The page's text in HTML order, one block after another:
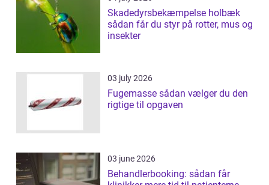
Skadedyrsbekæmpelse holbæk
sådan får du styr på rotter, mus og
insekter
03 july 2026
Fugemasse sådan vælger du den
rigtige til opgaven
03 june 2026
Behandlerbooking: sådan får